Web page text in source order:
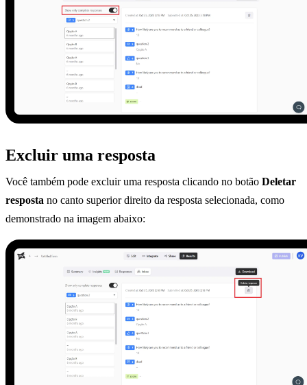
Excluir uma resposta
Você também pode excluir uma resposta clicando no botão Deletar
resposta no canto superior direito da resposta selecionada, como
demonstrado na imagem abaixo: